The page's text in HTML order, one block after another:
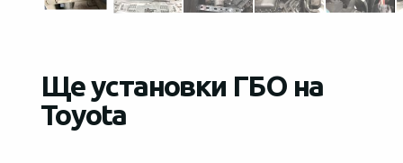
Ще установки ГБО на
Toyota